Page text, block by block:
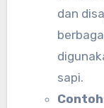
dan
sapi.
Contoh